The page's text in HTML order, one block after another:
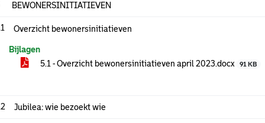
BEWONERSINITIATIEVEN
Overzicht bewonersinitiatieven
Bijlagen
5.1 - Overzicht bewonersinitiatieven april 2023.docx
91 KB
Jubilea: wie bezoekt wie